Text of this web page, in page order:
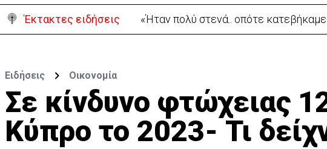
Έκτακτες ειδήσεις «Ήταν πολύ στενά.. οπότε
Ειδήσεις Οικονομία
Σε κίνδυνο φτώχειας
Κύπρο το 2023- Τι